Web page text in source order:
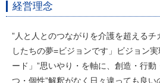
経営理念
”人と人とのつながりを介護を超えるチ
したちの夢=ビジョンです」ビジョン
ード」”思いやり・を軸に、創造・行動
つ・個性”解釈がなく日々違っても良